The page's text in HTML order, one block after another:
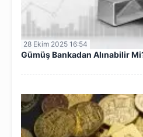
28 Ekim 2025 16:54
Gümüş Bankadan Alınabilir